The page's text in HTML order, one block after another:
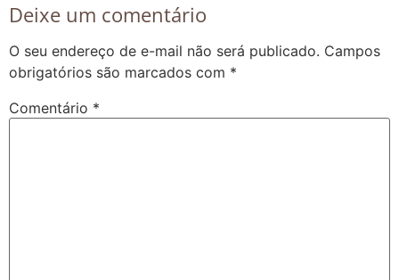
Deixe um comentário
O seu endereço de e-mail não será publicado. Campos
obrigatórios são marcados com *
Comentário *